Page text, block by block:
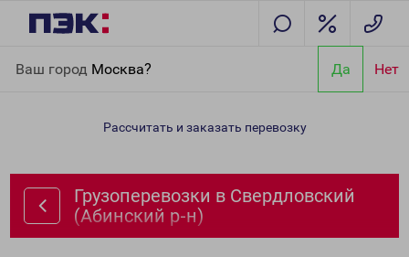
Ваш город Москва? Да Нет
(Абинский р-н)
Рассчитать и заказать перевозку
Грузоперевозки в Свердловский
(Абинский р-н)